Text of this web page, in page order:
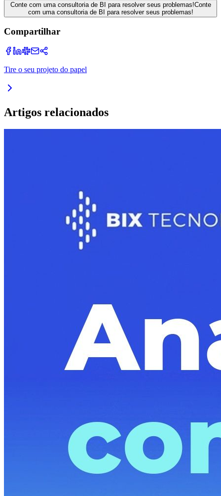
Conte com uma consultoria de BI para resolver seus problemas!Conte
com uma consultoria de BI para resolver seus problemas!
Compartilhar
Tire o seu projeto do papel
Artigos relacionados